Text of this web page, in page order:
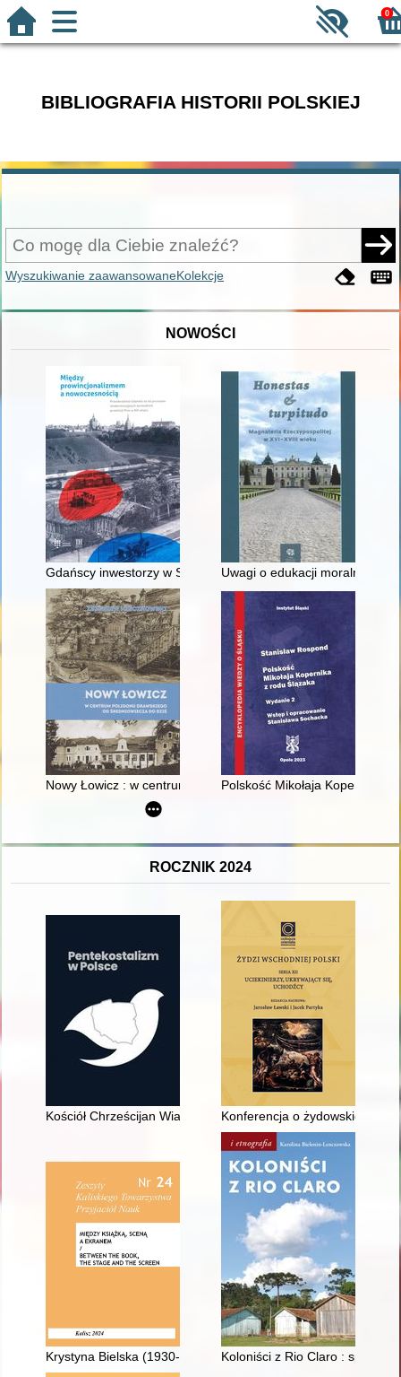
0
BIBLIOGRAFIA HISTORII POLSKIEJ
Wyszukiwanie zaawansowaneKolekcje
NOWOŚCI
Gdańscy inwestorzy w Sopocie : prestiż finansowy i
Uwagi o edukacji moralnej
Nowy Łowicz : w centrum poligonu drawskiego od
Polskość Mikołaja Kopernika z
ROCZNIK 2024
Kościół Chrześcijan Wiary Ewangelicznej w latach 1945-1953
Konferencja o żydowskich
Krystyna Bielska (1930-2021) : muzykolog, bibliotekarz, autor
Koloniści z Rio Claro :